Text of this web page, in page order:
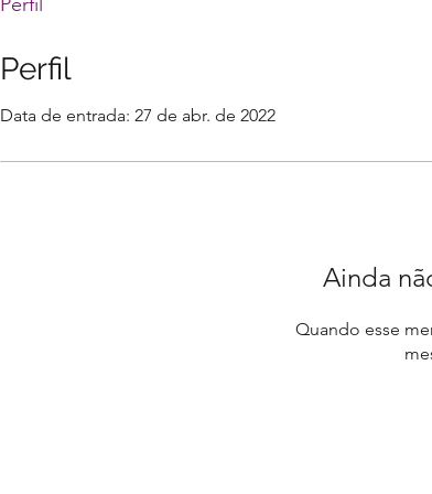
Perfil
Data de entrada: 27 de abr. de 2022
Ainda
Quando esse